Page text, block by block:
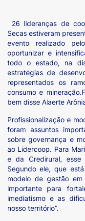
26 lideranças de
Secas estiveram
evento realizado
oportunizar e
todo o estado, na
estratégias de
representados os
consumo e mineração.
bem disse Alaerte
Profissionalização e
foram assuntos
sobre governança e
ao Lidercoop. Para
e da Credirural,
Segundo ele, que
modelo de gestão
importante para
imediatismo e as
nosso território”.